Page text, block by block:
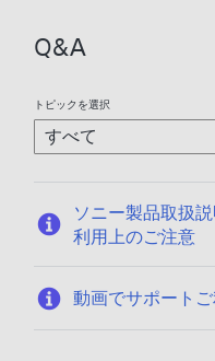
Q&A
トピックを選択
ソニー製品取扱
利用上のご注意
動画でサポート